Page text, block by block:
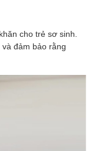
cho trẻ sơ sinh.
đảm bảo rằng